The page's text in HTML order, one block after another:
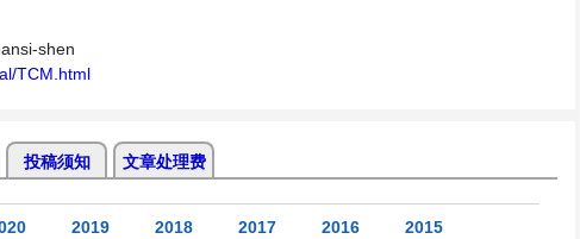
shen
TCM.html
投稿须知 文章处理费
2019 2018 2017 2016
2015